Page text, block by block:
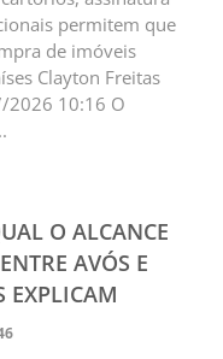
permitem que
de imóveis
Clayton Freitas
10:16 O
O ALCANCE
AVÓS E
EXPLICAM